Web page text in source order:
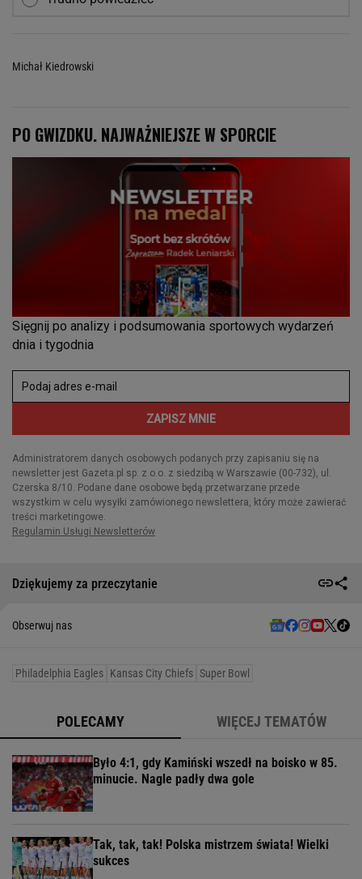
Michał Kiedrowski
Dziękujemy za przeczytanie
Obserwuj nas
Philadelphia Eagles Kansas City Chiefs Super Bowl
POLECAMY WIĘCEJ TEMATÓW
Było 4:1, gdy Kamiński wszedł na boisko w 85.
minucie. Nagle padły dwa gole
Tak, tak, tak! Polska mistrzem świata! Wielki
sukces